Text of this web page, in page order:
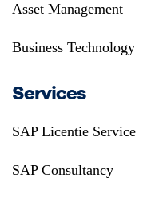
Asset Management
Business Technology
Services
SAP Licentie Service
SAP Consultancy